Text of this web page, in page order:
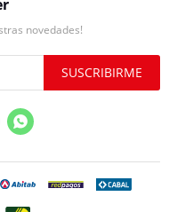
novedades!
SUSCRIBIRME
